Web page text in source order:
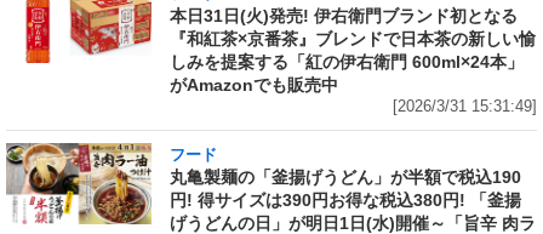
本日31日(火)発売! 伊右衛門ブランド初となる
『和紅茶×京番茶』ブレンドで日本茶の新しい愉
しみを提案する「紅の伊右衛門 600ml×24本」
がAmazonでも販売中
[2026/3/31 15:31:49]
フード
丸亀製麺の「釜揚げうどん」が半額で税込190
円! 得サイズは390円お得な税込380円! 「釜揚
げうどんの日」が明日1日(水)開催～「旨辛 肉ラ